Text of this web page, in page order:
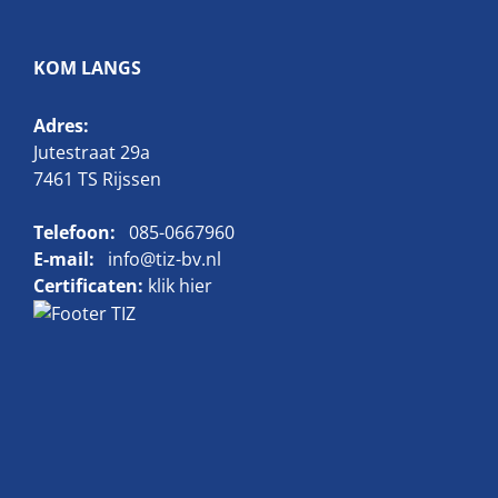
KOM LANGS
Adres:
Jutestraat 29a
7461 TS Rijssen
Telefoon: 085-0667960
E-mail:
info@tiz-bv.nl
Certificaten: klik hier